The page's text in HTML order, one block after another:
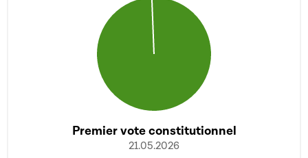
Premier vote constitutionnel
21.05.2026